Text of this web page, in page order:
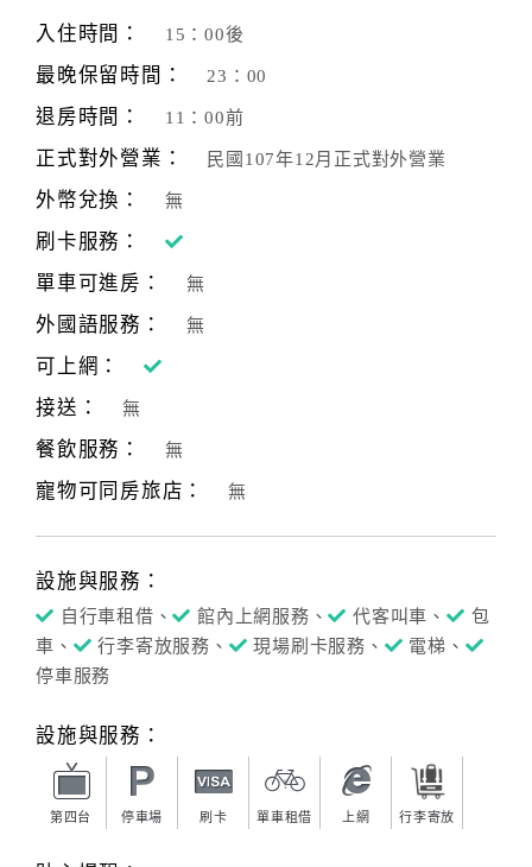
伴
劃
商
品
傳
入住時間： 15：00後
最晚保留時間： 23：00
退房時間： 11：00前
正式對外營業： 民國107年12月正式對外營業
外幣兌換： 無
刷卡服務：
單車可進房：
無
外國語服務： 無
可上網：
接送：
無
餐飲服務： 無
寵物可同房旅店： 無
設施與服務：
自行車租借、 館內上網服務、 代客叫車、
包
車、
行李寄放服務、 現場刷卡服務、
電梯、
停車服務
設施與服務：
第四台 停車場 刷卡 單車租借 上網 行李寄放